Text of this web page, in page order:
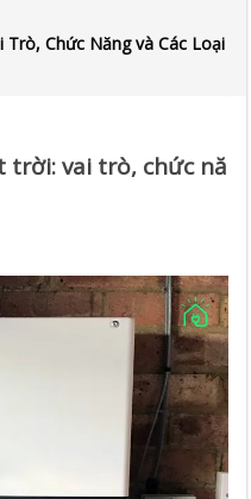
Chức Năng và Các Loại
trời: vai trò, chức nă